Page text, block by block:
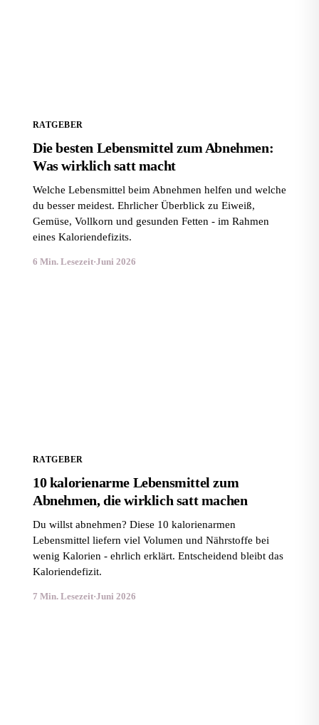
RATGEBER
Die besten Lebensmittel zum Abnehmen:
Was wirklich satt macht
Welche Lebensmittel beim Abnehmen helfen und welche
du besser meidest. Ehrlicher Überblick zu Eiweiß,
Gemüse, Vollkorn und gesunden Fetten - im Rahmen
eines Kaloriendefizits.
6 Min. Lesezeit·Juni 2026
RATGEBER
10 kalorienarme Lebensmittel zum
Abnehmen, die wirklich satt machen
Du willst abnehmen? Diese 10 kalorienarmen
Lebensmittel liefern viel Volumen und Nährstoffe bei
wenig Kalorien - ehrlich erklärt. Entscheidend bleibt das
Kaloriendefizit.
7 Min. Lesezeit·Juni 2026